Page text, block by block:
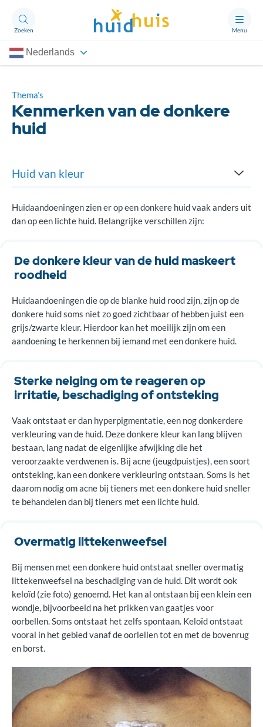
Zoeken Menu
Nederlands
Thema’s
Artikelen
Contact
Doneren
Huid van kleur
Cultuur en huid
Donkere huid en zon
Kenmerken van de donkere huid
Literatuur voor artsen
Thema’s
Kenmerken van de donkere
huid
Huidaandoeningen zien er op een donkere huid vaak anders uit
dan op een lichte huid. Belangrijke verschillen zijn:
De donkere kleur van de huid maskeert
roodheid
Huidaandoeningen die op de blanke huid rood zijn, zijn op de
donkere huid soms niet zo goed zichtbaar of hebben juist een
grijs/zwarte kleur. Hierdoor kan het moeilijk zijn om een
aandoening te herkennen bij iemand met een donkere huid.
Sterke neiging om te reageren op
irritatie, beschadiging of ontsteking
Vaak ontstaat er dan hyperpigmentatie, een nog donkerdere
verkleuring van de huid. Deze donkere kleur kan lang blijven
bestaan, lang nadat de eigenlijke afwijking die het
veroorzaakte verdwenen is. Bij acne (jeugdpuistjes), een soort
ontsteking, kan een donkere verkleuring ontstaan. Soms is het
daarom nodig om acne bij tieners met een donkere huid sneller
te behandelen dan bij tieners met een lichte huid.
Overmatig littekenweefsel
Bij mensen met een donkere huid ontstaat sneller overmatig
littekenweefsel na beschadiging van de huid. Dit wordt ook
keloïd (zie foto) genoemd. Het kan al ontstaan bij een klein een
wondje, bijvoorbeeld na het prikken van gaatjes voor
oorbellen. Soms ontstaat het zelfs spontaan. Keloïd ontstaat
vooral in het gebied vanaf de oorlellen tot en met de bovenrug
en borst.